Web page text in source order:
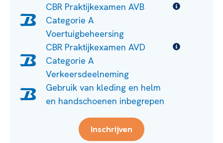
CBR Praktijkexamen AVB
Categorie A
Voertuigbeheersing
CBR Praktijkexamen AVD
Categorie A
Verkeersdeelneming
Gebruik van kleding en helm
en handschoenen inbegrepen
Inschrijven